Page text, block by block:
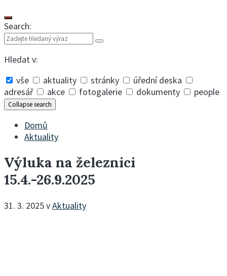
Search:
Hledat v:
vše
aktuality stránky
úřední deska
adresář
akce fotogalerie dokumenty people
Collapse search
Domů
Aktuality
Výluka na železnici
15.4.-26.9.2025
31. 3. 2025vAktuality